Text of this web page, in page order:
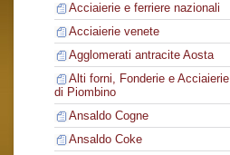
Acciaierie e ferriere nazionali
Acciaierie venete
Agglomerati antracite Aosta
Alti forni, Fonderie e Acciaierie
di Piombino
Ansaldo Cogne
Ansaldo Coke